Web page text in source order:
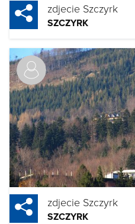
zdjecie Szczyrk
SZCZYRK
zdjecie Szczyrk
SZCZYRK